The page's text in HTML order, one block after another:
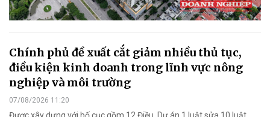
Chính phủ đề xuất cắt giảm nhiều thủ tục,
điều kiện kinh doanh trong lĩnh vực nông
nghiệp và môi trường
07/08/2026 11:20